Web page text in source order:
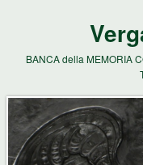
BANCA della MEMORIA